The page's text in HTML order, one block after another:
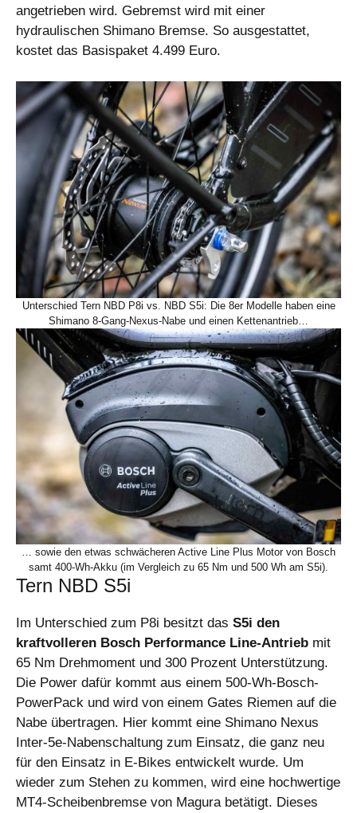
angetrieben wird. Gebremst wird mit einer
hydraulischen Shimano Bremse. So ausgestattet,
kostet das Basispaket 4.499 Euro.
Unterschied Tern NBD P8i vs. NBD S5i: Die 8er Modelle haben eine
Shimano 8-Gang-Nexus-Nabe und einen Kettenantrieb…
… sowie den etwas schwächeren Active Line Plus Motor von Bosch
samt 400-Wh-Akku (im Vergleich zu 65 Nm und 500 Wh am S5i).
Tern NBD S5i
Im Unterschied zum P8i besitzt das S5i den
kraftvolleren Bosch Performance Line-Antrieb mit
65 Nm Drehmoment und 300 Prozent Unterstützung.
Die Power dafür kommt aus einem 500-Wh-Bosch-
PowerPack und wird von einem Gates Riemen auf die
Nabe übertragen. Hier kommt eine Shimano Nexus
Inter-5e-Nabenschaltung zum Einsatz, die ganz neu
für den Einsatz in E-Bikes entwickelt wurde. Um
wieder zum Stehen zu kommen, wird eine hochwertige
MT4-Scheibenbremse von Magura betätigt. Dieses